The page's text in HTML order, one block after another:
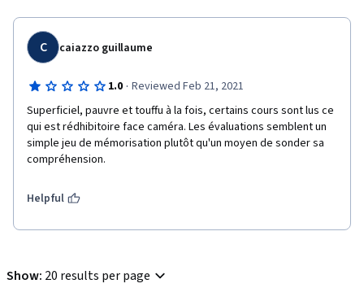
C caiazzo guillaume
1.0 · Reviewed Feb 21, 2021
Superficiel, pauvre et touffu à la fois, certains cours sont lus ce
qui est rédhibitoire face caméra. Les évaluations semblent un
simple jeu de mémorisation plutôt qu'un moyen de sonder sa
compréhension.
Helpful
Show: 20 results per page